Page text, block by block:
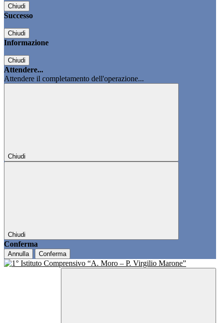
Chiudi
Successo
Chiudi
Informazione
Chiudi
Attendere...
Attendere il completamento dell'operazione...
Chiudi
Chiudi
Conferma
Annulla Conferma